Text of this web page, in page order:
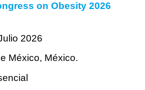
on Obesity 2026
2026
México, México.